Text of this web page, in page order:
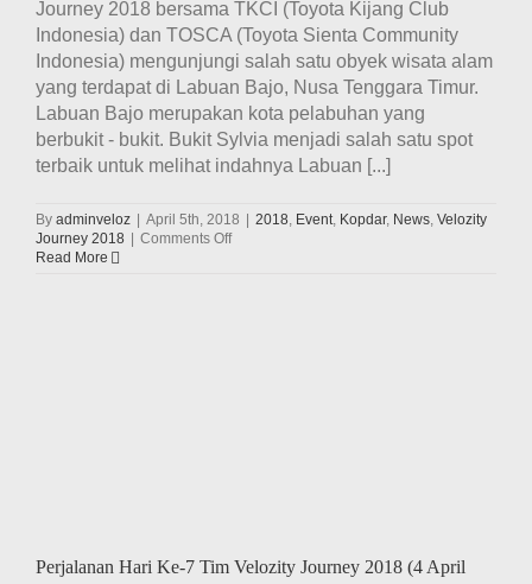
Journey 2018 bersama TKCI (Toyota Kijang Club
Indonesia) dan TOSCA (Toyota Sienta Community
Indonesia) mengunjungi salah satu obyek wisata alam
yang terdapat di Labuan Bajo, Nusa Tenggara Timur.
Labuan Bajo merupakan kota pelabuhan yang
berbukit - bukit. Bukit Sylvia menjadi salah satu spot
terbaik untuk melihat indahnya Labuan [...]
By adminveloz | April 5th, 2018 | 2018 Event Kopdar, News Velozity
Journey 2018 | Comments Offon
Read More
Perjalanan Hari Ke-7 Tim Velozity Journey 2018 (4 April